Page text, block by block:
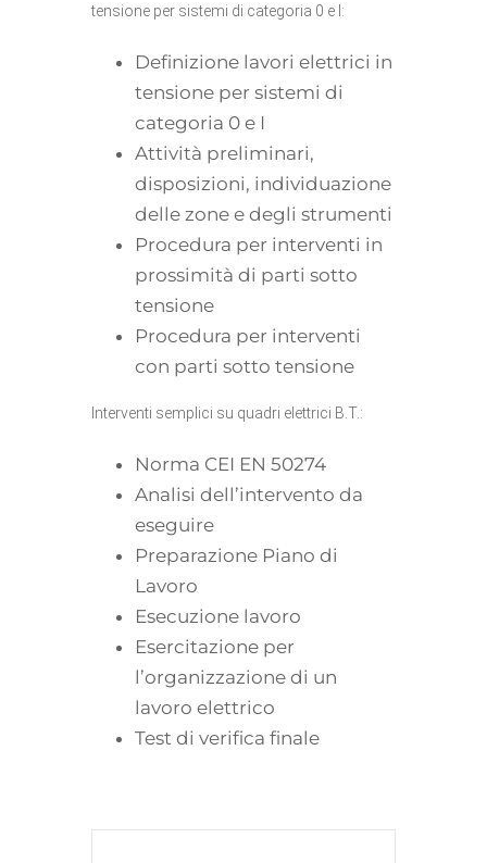
tensione per sistemi di categoria 0 e I:
Definizione lavori elettrici in
tensione per sistemi di
categoria 0 e I
Attività preliminari,
disposizioni, individuazione
delle zone e degli strumenti
Procedura per interventi in
prossimità di parti sotto
tensione
Procedura per interventi
con parti sotto tensione
Interventi semplici su quadri elettrici B.T.:
Norma CEI EN 50274
Analisi dell’intervento da
eseguire
Preparazione Piano di
Lavoro
Esecuzione lavoro
Esercitazione per
l’organizzazione di un
lavoro elettrico
Test di verifica finale